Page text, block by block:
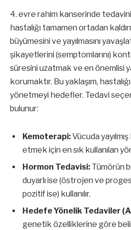
4. evre rahim kanserinde
hastalığı tamamen ortadan
büyümesini ve yayılmasını
şikayetlerini (semptomlarını)
süresini uzatmak ve en önemlisi
korumaktır. Bu yaklaşım,
yönetmeyi hedefler. Tedavi
bulunur:
Kemoterapi:Vücuda
etmek için en sık kullanılan
Hormon Tedavisi: Tümörün
duyarlı ise (östrojen ve
pozitif ise) kullanılır.
Hedefe Yönelik Tedaviler
genetik özelliklerine göre